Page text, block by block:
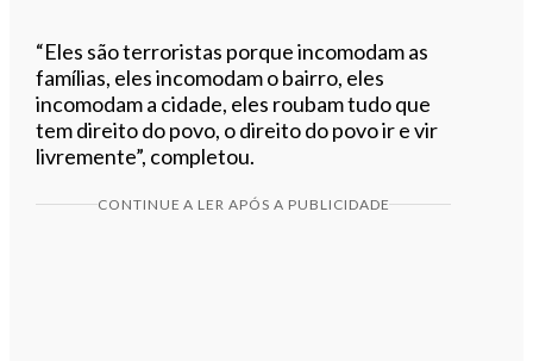
“Eles são terroristas porque incomodam as
famílias, eles incomodam o bairro, eles
incomodam a cidade, eles roubam tudo que
tem direito do povo, o direito do povo ir e vir
livremente”, completou.
CONTINUE A LER APÓS A PUBLICIDADE